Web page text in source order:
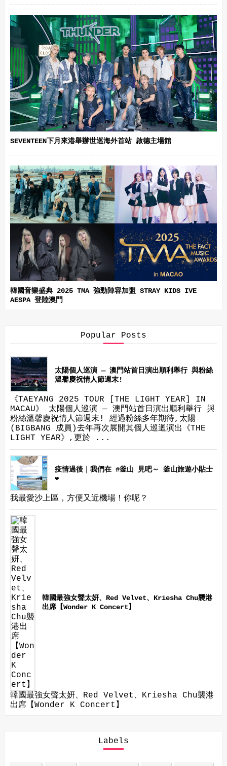
SEVENTEEN下月來港舉辦世巡海外首站 啟德主場館
韓國音樂盛典 2025 TMA 強勁陣容加盟 STRAY KIDS IVE
AESPA 登陸澳門
Popular Posts
太陽個人巡演 — 澳門站首日演出順利舉行 與粉絲
溫馨慶祝情人節週末!
《TAEYANG 2025 TOUR [THE LIGHT YEAR] IN
MACAU》 太陽個人巡演 — 澳門站首日演出順利舉行 與
粉絲溫馨慶祝情人節週末! 經過粉絲多年期待,太陽
(BIGBANG 成員)去年再次展開其個人巡迴演出《THE
LIGHT YEAR》,更於 ...
疫情過後｜我們在 #釜山 見吧～ 釜山旅遊小貼士
❤
我最愛沙上區，方便又近機場！你呢？
韓國最強女聲太妍、Red Velvet、Kriesha Chu襲港
出席【Wonder K Concert】
韓國最強女聲太妍、Red Velvet、Kriesha Chu襲港
出席【Wonder K Concert】
Labels